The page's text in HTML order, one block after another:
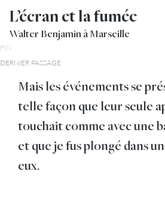
L’écran et la fumée
Walter Benjamin à Marseille
FIN
DERNIER PASSAGE
Mais les événements se
telle façon que leur seule
touchait comme avec une
et que je fus plongé dans
eux.